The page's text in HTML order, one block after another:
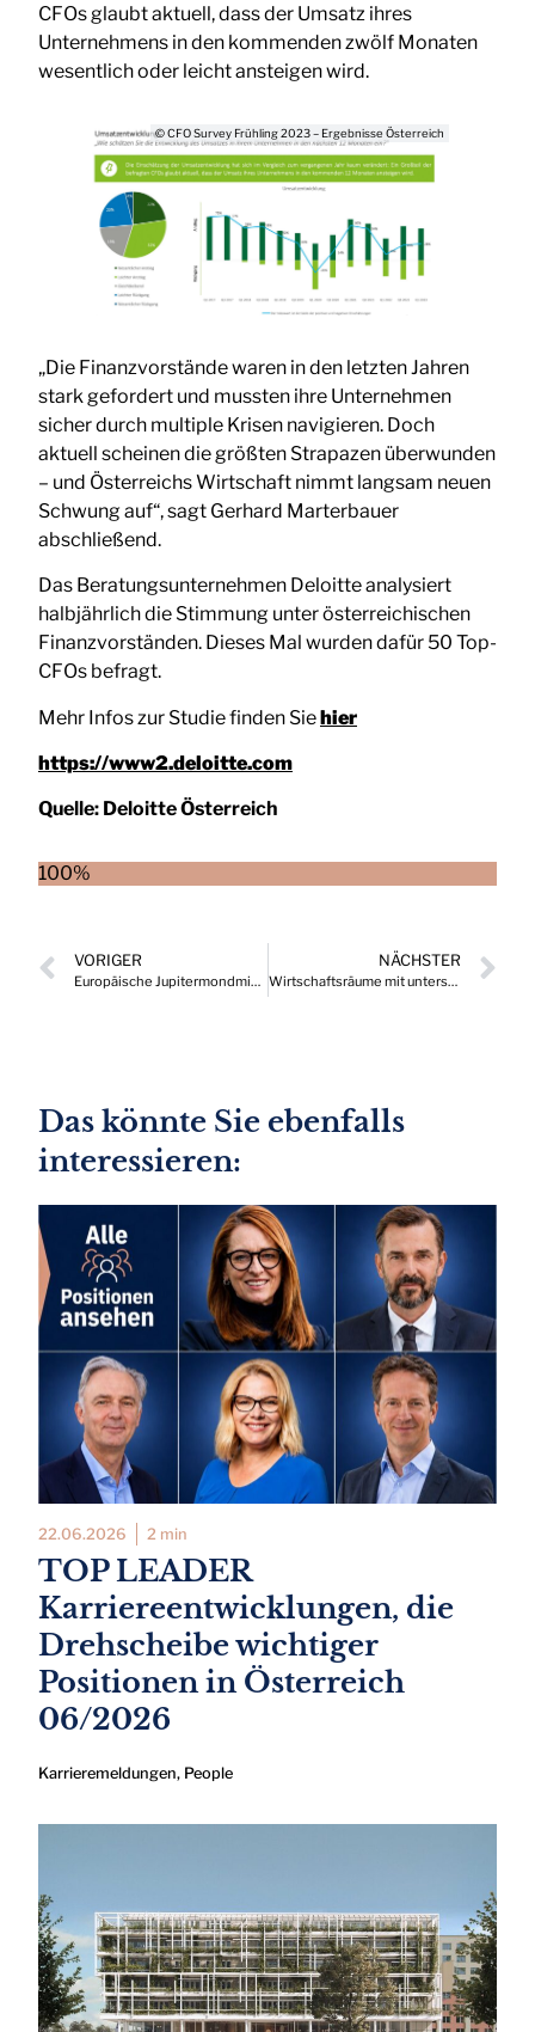
CFOs glaubt aktuell, dass der Umsatz ihres
Unternehmens in den kommenden zwölf Monaten
wesentlich oder leicht ansteigen wird.
© CFO Survey Frühling 2023 – Ergebnisse Österreich
„Die Finanzvorstände waren in den letzten Jahren
stark gefordert und mussten ihre Unternehmen
sicher durch multiple Krisen navigieren. Doch
aktuell scheinen die größten Strapazen überwunden
– und Österreichs Wirtschaft nimmt langsam neuen
Schwung auf“, sagt Gerhard Marterbauer
abschließend.
Das Beratungsunternehmen Deloitte analysiert
halbjährlich die Stimmung unter österreichischen
Finanzvorständen. Dieses Mal wurden dafür 50 Top-
CFOs befragt.
Mehr Infos zur Studie finden Siehier
https://www2.deloitte.com
Quelle: Deloitte Österreich
100%
VORIGER
Europäische Jupitermondmission mit Thermalhülle aus Österreich
NÄCHSTER
Wirtschaftsräume mit unterschiedlichen Entwicklungsprognosen
Das könnte Sie ebenfalls
interessieren:
22.06.2026 2 min
TOP LEADER
Karriereentwicklungen, die
Drehscheibe wichtiger
Positionen in Österreich
06/2026
Karrieremeldungen, People